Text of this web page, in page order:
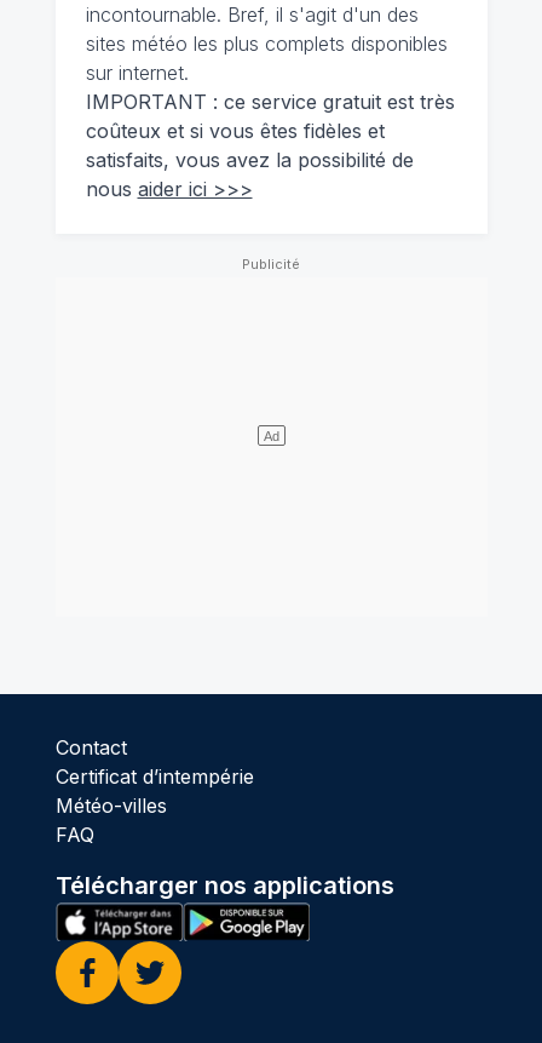
incontournable. Bref, il s'agit d'un des
sites météo les plus complets disponibles
sur internet.
IMPORTANT : ce service gratuit est très
coûteux et si vous êtes fidèles et
satisfaits, vous avez la possibilité de
nous aider ici >>>
Contact
Certificat d’intempérie
Météo-villes
FAQ
Télécharger nos applications
Facebook
Twitter